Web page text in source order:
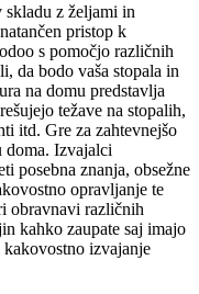
skladu z željami in
pristop k
s pomočjo različnih
da bodo vaša stopala in
na domu predstavlja
težave na stopalih,
itd. Gre za zahtevnejšo
doma. Izvajalci
posebna znanja, obsežne
opravljanje te
obravnavi različnih
kahko zaupate saj imajo
kakovostno izvajanje